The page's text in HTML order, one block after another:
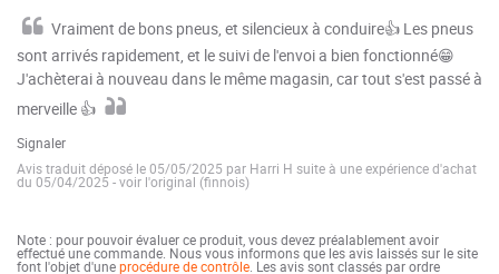
Vraiment de bons pneus, et silencieux à conduire👍 Les pneus
sont arrivés rapidement, et le suivi de l'envoi a bien fonctionné😁
J'achèterai à nouveau dans le même magasin, car tout s'est passé à
merveille 👍
Signaler
Avis traduit déposé le 05/05/2025 par Harri H suite à une expérience d'achat
du 05/04/2025 -voir l'original (finnois)
Note : pour pouvoir évaluer ce produit, vous devez préalablement avoir
effectué une commande. Nous vous informons que les avis laissés sur le site
font l'objet d'uneprocédure de contrôle . Les avis sont classés par ordre